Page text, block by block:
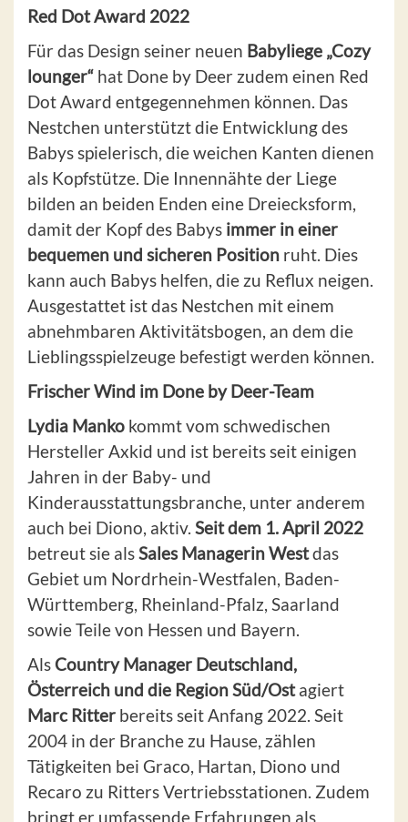
Red Dot Award 2022
Für das Design seiner neuen Babyliege „Cozy
lounger“ hat Done by Deer zudem einen Red
Dot Award entgegennehmen können. Das
Nestchen unterstützt die Entwicklung des
Babys spielerisch, die weichen Kanten dienen
als Kopfstütze. Die Innennähte der Liege
bilden an beiden Enden eine Dreiecksform,
damit der Kopf des Babys immer in einer
bequemen und sicheren Position ruht. Dies
kann auch Babys helfen, die zu Reflux neigen.
Ausgestattet ist das Nestchen mit einem
abnehmbaren Aktivitätsbogen, an dem die
Lieblingsspielzeuge befestigt werden können.
Frischer Wind im Done by Deer-Team
Lydia Manko kommt vom schwedischen
Hersteller Axkid und ist bereits seit einigen
Jahren in der Baby- und
Kinderausstattungsbranche, unter anderem
auch bei Diono, aktiv. Seit dem 1. April 2022
betreut sie alsSales Managerin Westdas
Gebiet um Nordrhein-Westfalen, Baden-
Württemberg, Rheinland-Pfalz, Saarland
sowie Teile von Hessen und Bayern.
Als Country Manager Deutschland,
Österreich und die Region Süd/Ostagiert
Marc Ritter bereits seit Anfang 2022. Seit
2004 in der Branche zu Hause, zählen
Tätigkeiten bei Graco, Hartan, Diono und
Recaro zu Ritters Vertriebsstationen. Zudem
bringt er umfassende Erfahrungen als